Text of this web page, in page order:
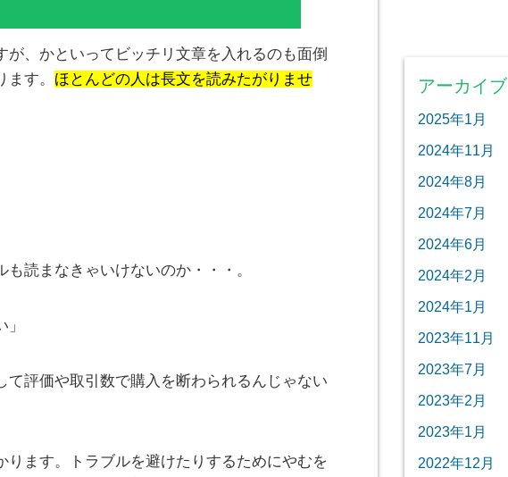
、かといってビッチリ文章を入れるのも面倒
す。 ほとんどの人は長文を読みたがりませ
読まなきゃいけないのか・・・。
評価や取引数で購入を断わられるんじゃない
ます。トラブルを避けたりするためにやむを
アーカイブ
2025年1月
2024年11月
2024年8月
2024年7月
2024年6月
2024年2月
2024年1月
2023年11月
2023年7月
2023年2月
2023年1月
2022年12月